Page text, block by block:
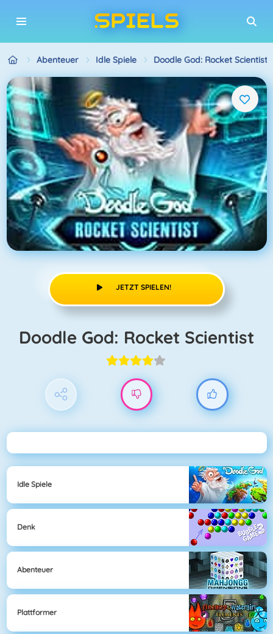
Abenteuer Idle Spiele Doodle God: Rocket Scientist
JETZT SPIELEN!
Doodle God: Rocket Scientist
Idle Spiele
Denk
Abenteuer
Plattformer